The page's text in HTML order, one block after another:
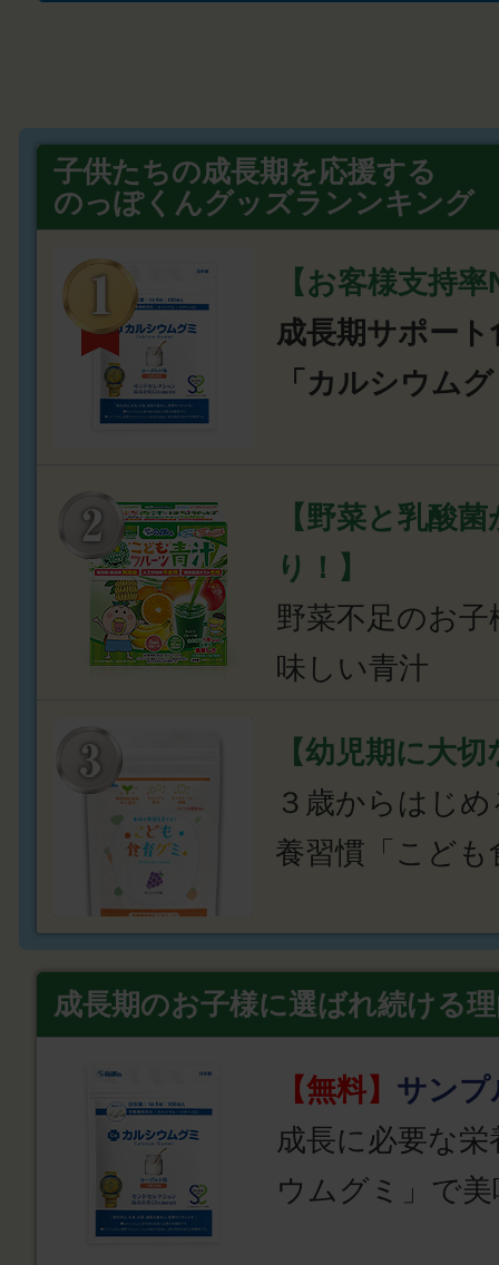
子供たちの成長期を応援する
のっぽくんグッズランンキング
【お客様支持
成長期サポート
「カルシウム
【野菜と乳酸
り！】
野菜不足のお
味しい青汁
【幼児期に大
３歳からはじ
養習慣「こども
成長期のお子様に選ばれ続ける
【無料】 サンプ
成長に必要な
ウムグミ」で